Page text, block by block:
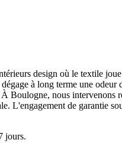
design où le textile
à long terme une
nous intervenons
L'engagement de garantie
jours.